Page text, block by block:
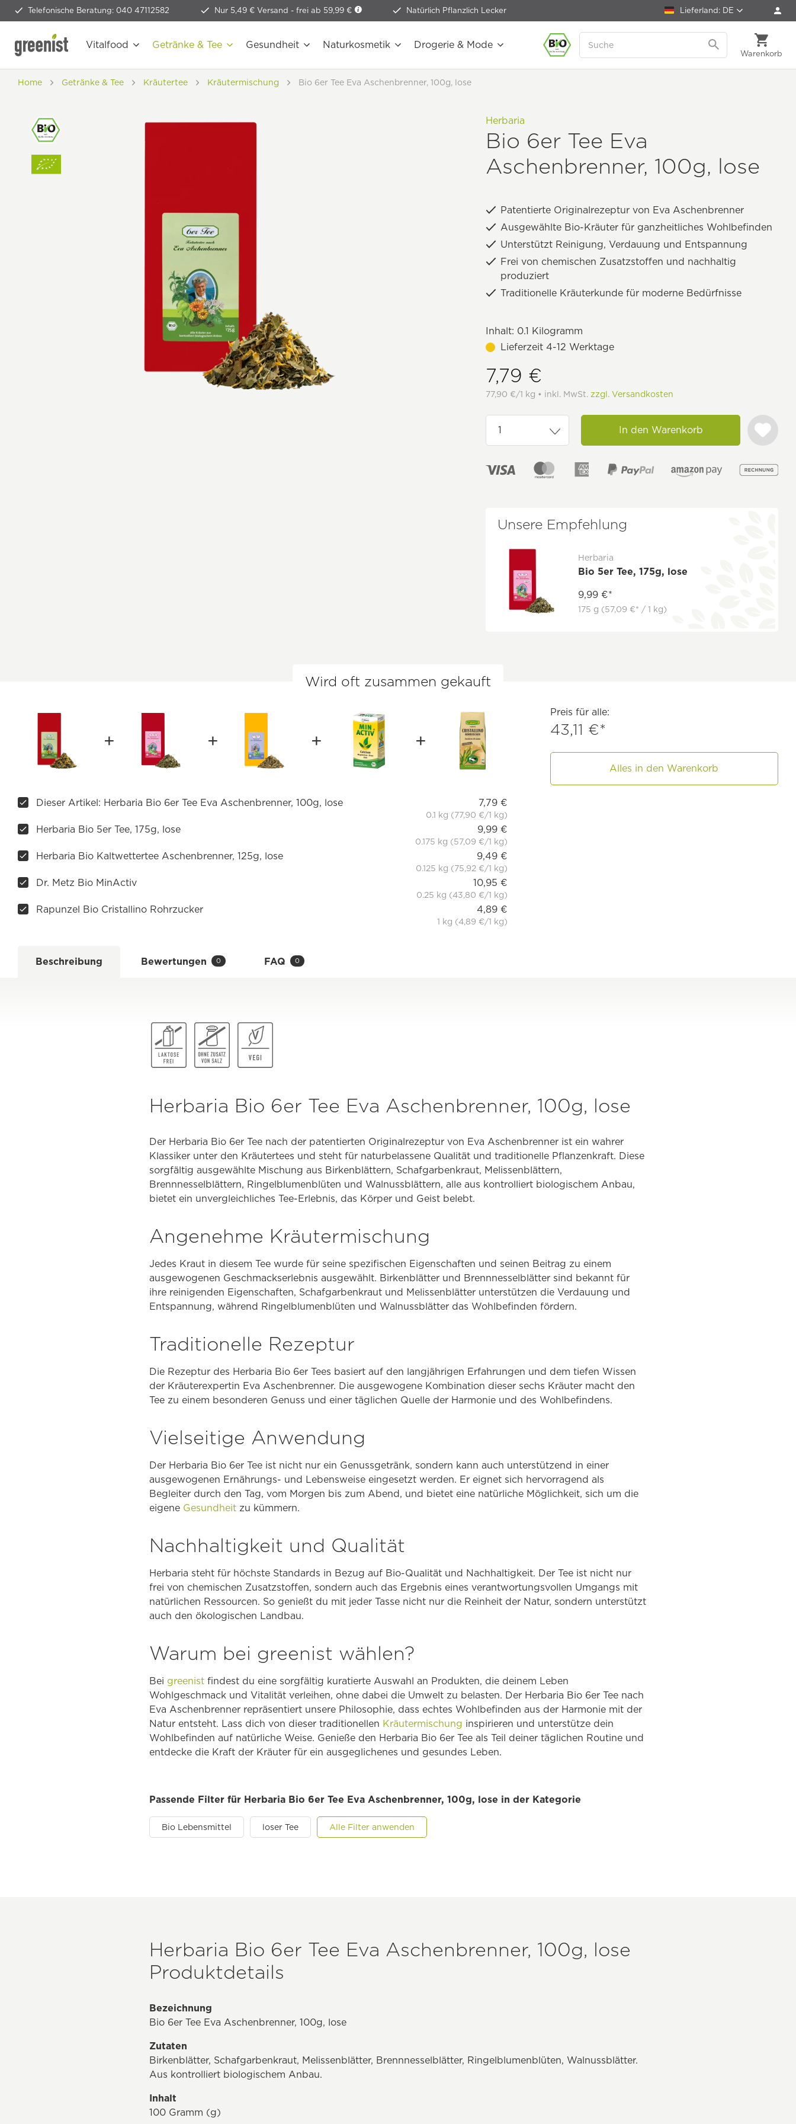
Telefonische Beratung: 040 47112582 Nur 5,49 € Versand - frei ab 59,99 € Natürlich Pflanzlich Lecker Lieferland: DE
Warenkorb
Vitalfood Getränke & Tee Gesundheit Naturkosmetik Drogerie & Mode
Home Getränke & Tee Kräutertee Kräutermischung Bio 6er Tee Eva Aschenbrenner, 100g, lose
Herbaria
Bio 6er Tee Eva
Aschenbrenner, 100g, lose
Patentierte Originalrezeptur von Eva Aschenbrenner
Ausgewählte Bio-Kräuter für ganzheitliches Wohlbefinden
Unterstützt Reinigung, Verdauung und Entspannung
Frei von chemischen Zusatzstoffen und nachhaltig
produziert
Traditionelle Kräuterkunde für moderne Bedürfnisse
Inhalt: 0.1 Kilogramm
Lieferzeit 4-12 Werktage
7,79 €
77,90 €/1 kg • inkl. MwSt. zzgl. Versandkosten
In den Warenkorb
Unsere Empfehlung
Herbaria
Bio 5er Tee, 175g, lose
9,99 €*
175 g (57,09 €* / 1 kg)
Wird oft zusammen gekauft
Preis für alle:
43,11 €*
Alles in den Warenkorb
Dieser Artikel: Herbaria Bio 6er Tee Eva Aschenbrenner, 100g, lose 7,79 €
0.1 kg (77,90 €/1 kg)
Herbaria Bio 5er Tee, 175g, lose 9,99 €
0.175 kg (57,09 €/1 kg)
Herbaria Bio Kaltwettertee Aschenbrenner, 125g, lose 9,49 €
0.125 kg (75,92 €/1 kg)
Dr. Metz Bio MinActiv 10,95 €
0.25 kg (43,80 €/1 kg)
Rapunzel Bio Cristallino Rohrzucker 4,89 €
1 kg (4,89 €/1 kg)
Beschreibung Bewertungen 0 FAQ 0
Herbaria Bio 6er Tee Eva Aschenbrenner, 100g, lose
Der Herbaria Bio 6er Tee nach der patentierten Originalrezeptur von Eva Aschenbrenner ist ein wahrer
Klassiker unter den Kräutertees und steht für naturbelassene Qualität und traditionelle Pflanzenkraft. Diese
sorgfältig ausgewählte Mischung aus Birkenblättern, Schafgarbenkraut, Melissenblättern,
Brennnesselblättern, Ringelblumenblüten und Walnussblättern, alle aus kontrolliert biologischem Anbau,
bietet ein unvergleichliches Tee-Erlebnis, das Körper und Geist belebt.
Angenehme Kräutermischung
Jedes Kraut in diesem Tee wurde für seine spezifischen Eigenschaften und seinen Beitrag zu einem
ausgewogenen Geschmackserlebnis ausgewählt. Birkenblätter und Brennnesselblätter sind bekannt für
ihre reinigenden Eigenschaften, Schafgarbenkraut und Melissenblätter unterstützen die Verdauung und
Entspannung, während Ringelblumenblüten und Walnussblätter das Wohlbefinden fördern.
Traditionelle Rezeptur
Die Rezeptur des Herbaria Bio 6er Tees basiert auf den langjährigen Erfahrungen und dem tiefen Wissen
der Kräuterexpertin Eva Aschenbrenner. Die ausgewogene Kombination dieser sechs Kräuter macht den
Tee zu einem besonderen Genuss und einer täglichen Quelle der Harmonie und des Wohlbefindens.
Vielseitige Anwendung
Der Herbaria Bio 6er Tee ist nicht nur ein Genussgetränk, sondern kann auch unterstützend in einer
ausgewogenen Ernährungs- und Lebensweise eingesetzt werden. Er eignet sich hervorragend als
Begleiter durch den Tag, vom Morgen bis zum Abend, und bietet eine natürliche Möglichkeit, sich um die
eigene Gesundheit zu kümmern.
Nachhaltigkeit und Qualität
Herbaria steht für höchste Standards in Bezug auf Bio-Qualität und Nachhaltigkeit. Der Tee ist nicht nur
frei von chemischen Zusatzstoffen, sondern auch das Ergebnis eines verantwortungsvollen Umgangs mit
natürlichen Ressourcen. So genießt du mit jeder Tasse nicht nur die Reinheit der Natur, sondern unterstützt
auch den ökologischen Landbau.
Warum bei greenist wählen?
Bei greenist findest du eine sorgfältig kuratierte Auswahl an Produkten, die deinem Leben
Wohlgeschmack und Vitalität verleihen, ohne dabei die Umwelt zu belasten. Der Herbaria Bio 6er Tee nach
Eva Aschenbrenner repräsentiert unsere Philosophie, dass echtes Wohlbefinden aus der Harmonie mit der
Natur entsteht. Lass dich von dieser traditionellen Kräutermischung inspirieren und unterstütze dein
Wohlbefinden auf natürliche Weise. Genieße den Herbaria Bio 6er Tee als Teil deiner täglichen Routine und
entdecke die Kraft der Kräuter für ein ausgeglichenes und gesundes Leben.
Passende Filter für Herbaria Bio 6er Tee Eva Aschenbrenner, 100g, lose in der Kategorie
Bio Lebensmittel loser Tee Alle Filter anwenden
Herbaria Bio 6er Tee Eva Aschenbrenner, 100g, lose
Produktdetails
Bezeichnung
Bio 6er Tee Eva Aschenbrenner, 100g, lose
Zutaten
Birkenblätter, Schafgarbenkraut, Melissenblätter, Brennnesselblätter, Ringelblumenblüten, Walnussblätter.
Aus kontrolliert biologischem Anbau.
Inhalt
100 Gramm (g)